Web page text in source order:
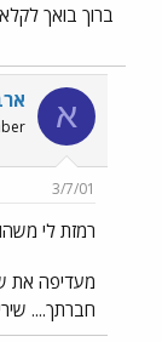
ברוך בואך
א
3/7/01
רמזת לי
מעדיפה את
חברתך....